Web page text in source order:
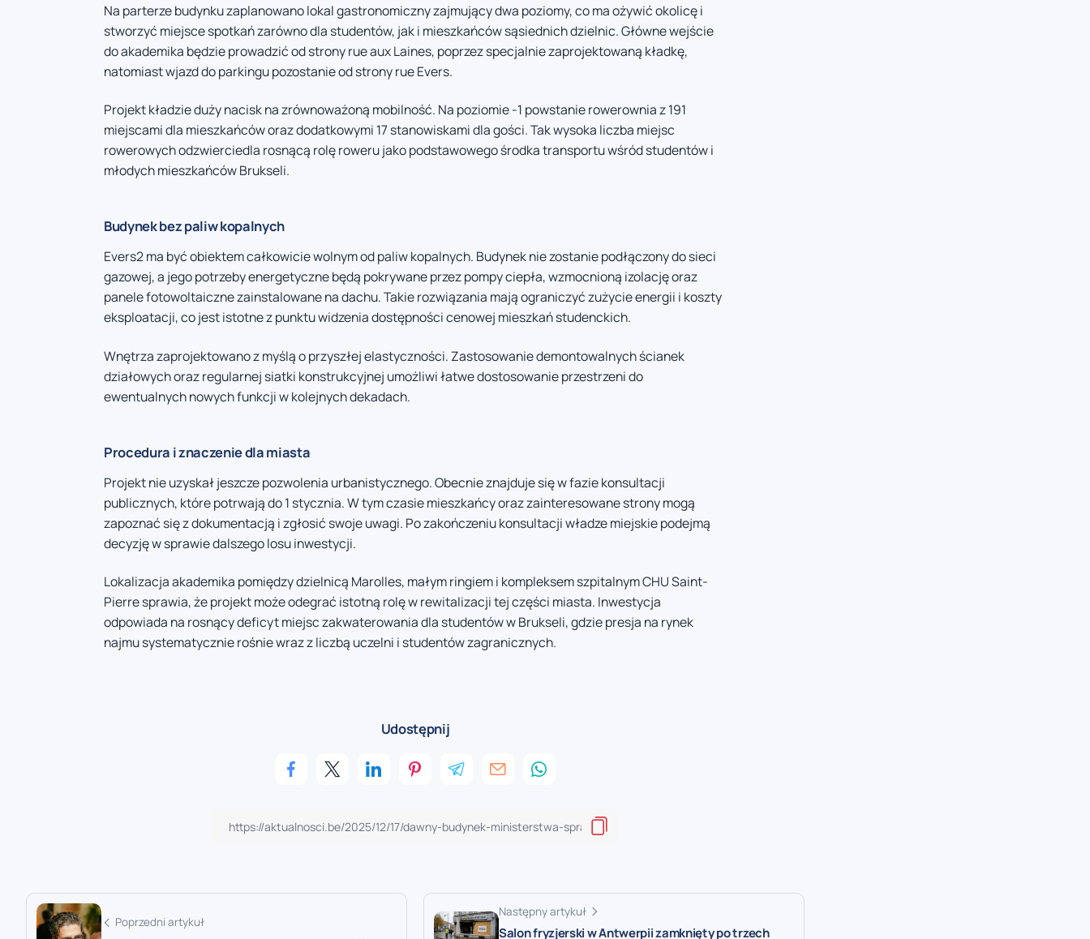
Na parterze budynku zaplanowano lokal gastronomiczny zajmujący dwa poziomy, co ma ożywić okolicę i
stworzyć miejsce spotkań zarówno dla studentów, jak i mieszkańców sąsiednich dzielnic. Główne wejście
do akademika będzie prowadzić od strony rue aux Laines, poprzez specjalnie zaprojektowaną kładkę,
natomiast wjazd do parkingu pozostanie od strony rue Evers.
Projekt kładzie duży nacisk na zrównoważoną mobilność. Na poziomie -1 powstanie rowerownia z 191
miejscami dla mieszkańców oraz dodatkowymi 17 stanowiskami dla gości. Tak wysoka liczba miejsc
rowerowych odzwierciedla rosnącą rolę roweru jako podstawowego środka transportu wśród studentów i
młodych mieszkańców Brukseli.
Budynek bez paliw kopalnych
Evers2 ma być obiektem całkowicie wolnym od paliw kopalnych. Budynek nie zostanie podłączony do sieci
gazowej, a jego potrzeby energetyczne będą pokrywane przez pompy ciepła, wzmocnioną izolację oraz
panele fotowoltaiczne zainstalowane na dachu. Takie rozwiązania mają ograniczyć zużycie energii i koszty
eksploatacji, co jest istotne z punktu widzenia dostępności cenowej mieszkań studenckich.
Wnętrza zaprojektowano z myślą o przyszłej elastyczności. Zastosowanie demontowalnych ścianek
działowych oraz regularnej siatki konstrukcyjnej umożliwi łatwe dostosowanie przestrzeni do
ewentualnych nowych funkcji w kolejnych dekadach.
Procedura i znaczenie dla miasta
Projekt nie uzyskał jeszcze pozwolenia urbanistycznego. Obecnie znajduje się w fazie konsultacji
publicznych, które potrwają do 1 stycznia. W tym czasie mieszkańcy oraz zainteresowane strony mogą
zapoznać się z dokumentacją i zgłosić swoje uwagi. Po zakończeniu konsultacji władze miejskie podejmą
decyzję w sprawie dalszego losu inwestycji.
Lokalizacja akademika pomiędzy dzielnicą Marolles, małym ringiem i kompleksem szpitalnym CHU Saint-
Pierre sprawia, że projekt może odegrać istotną rolę w rewitalizacji tej części miasta. Inwestycja
odpowiada na rosnący deficyt miejsc zakwaterowania dla studentów w Brukseli, gdzie presja na rynek
najmu systematycznie rośnie wraz z liczbą uczelni i studentów zagranicznych.
Udostępnij
Poprzedni artykuł
Następny artykuł
Salon fryzjerski w Antwerpii zamknięty po trzech